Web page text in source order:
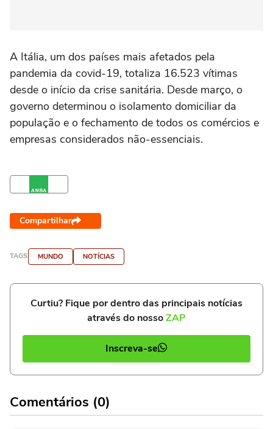
A Itália, um dos países mais afetados pela
pandemia da covid-19, totaliza 16.523 vítimas
desde o início da crise sanitária. Desde março, o
governo determinou o isolamento domiciliar da
população e o fechamento de todos os comércios e
empresas considerados não-essenciais.
Compartilhar
TAGS MUNDO NOTÍCIAS
Curtiu? Fique por dentro das principais notícias
através do nossoZAP
Inscreva-se
Comentários (0)